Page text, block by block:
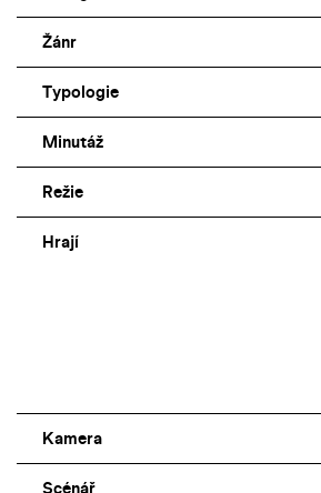
Žánr
Typologie
Minutáž
Režie
Hrají
Kamera